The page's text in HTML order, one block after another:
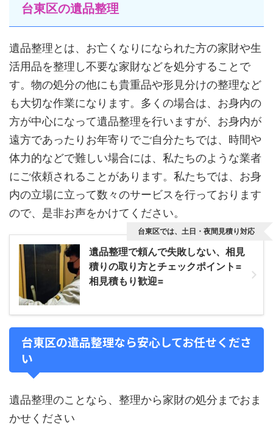
台東区の遺品整理
遺品整理とは、お亡くなりになられた方の家財や生
活用品を整理し不要な家財などを処分することで
す。物の処分の他にも貴重品や形見分けの整理など
も大切な作業になります。多くの場合は、お身内の
方が中心になって遺品整理を行いますが、お身内が
遠方であったりお年寄りでご自分たちでは、時間や
体力的などで難しい場合には、私たちのような業者
にご依頼されることがあります。私たちでは、お身
内の立場に立って数々のサービスを行っております
ので、是非お声をかけてください。
遺品整理で頼んで失敗しない、相見
積りの取り方とチェックポイント=
相見積もり歓迎=
台東区では、土日・夜間見積り対応
台東区の遺品整理なら安心してお任せくださ
い
遺品整理のことなら、整理から家財の処分までおま
かせください